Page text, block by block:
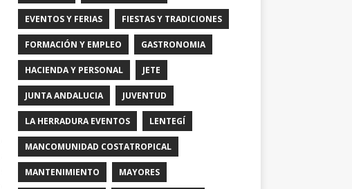
EVENTOS Y FERIAS FIESTAS Y TRADICIONES
FORMACIÓN Y EMPLEO GASTRONOMIA
HACIENDA Y PERSONAL JETE
JUNTA ANDALUCIA JUVENTUD
LA HERRADURA EVENTOS LENTEGÍ
MANCOMUNIDAD COSTATROPICAL
MANTENIMIENTO MAYORES